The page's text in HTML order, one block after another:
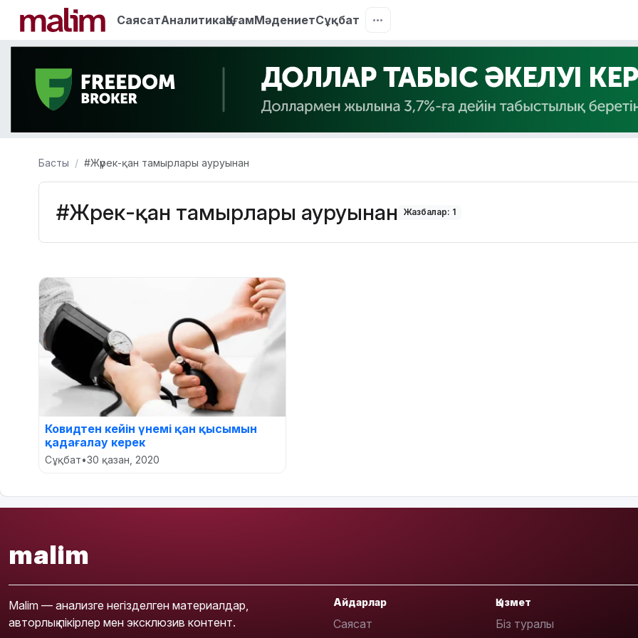
СаясатАналитикаҚоғамМәдениетСұқбат
Басты #Жүрек-қан тамырлары ауруынан
#Жүрек-қан тамырлары ауруынан Жазбалар: 1
Ковидтен кейін үнемі қан қысымын
қадағалау керек
Сұқбат•30 қазан, 2020
malim
Malim — анализге негізделген материалдар,
авторлық пікірлер мен эксклюзив контент.
Айдарлар
Саясат
Қызмет
Біз туралы